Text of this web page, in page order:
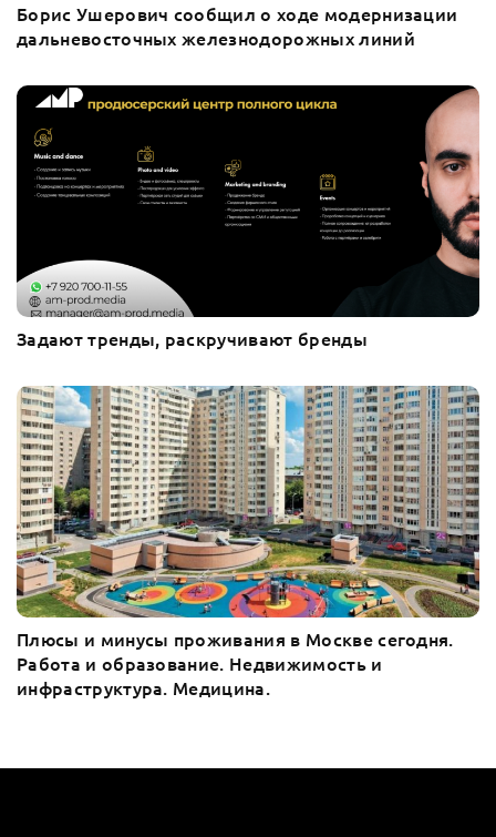
Борис Ушерович сообщил о ходе модернизации
дальневосточных железнодорожных линий
Задают тренды, раскручивают бренды
Плюсы и минусы проживания в Москве сегодня.
Работа и образование. Недвижимость и
инфраструктура. Медицина.